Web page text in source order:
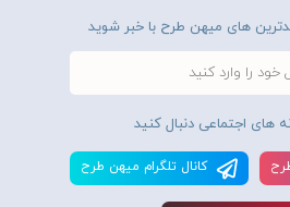
های میهن طرح با خبر شوید
های اجتماعی دنبال کنید
کانال تلگرام ميهن طرح